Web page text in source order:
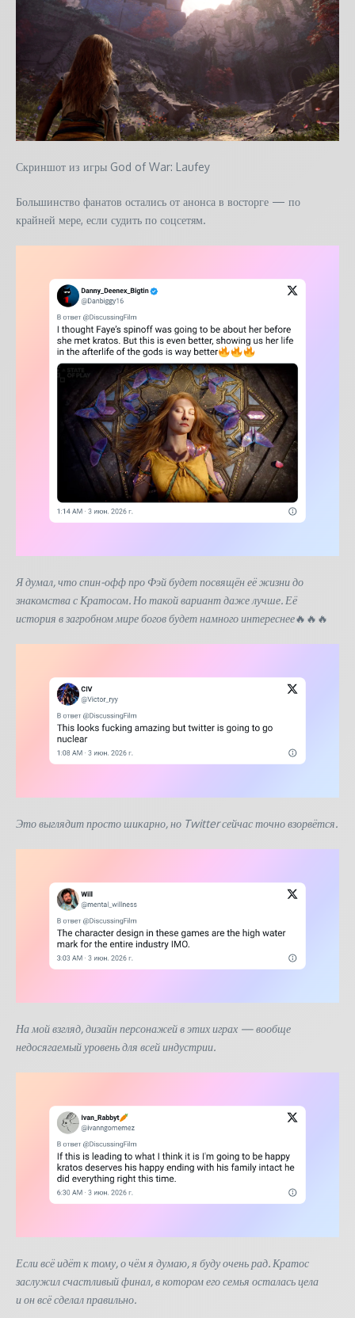
Скриншот из игры God of War: Laufey
Большинство фанатов остались от анонса в восторге — по
крайней мере, если судить по соцсетям.
Я думал, что спин-офф про Фэй будет посвящён её жизни до
знакомства с Кратосом. Но такой вариант даже лучше. Её
история в загробном мире богов будет намного интереснее🔥🔥🔥
Это выглядит просто шикарно, но Twitter сейчас точно взорвётся.
На мой взгляд, дизайн персонажей в этих играх — вообще
недосягаемый уровень для всей индустрии.
Если всё идёт к тому, о чём я думаю, я буду очень рад. Кратос
заслужил счастливый финал, в котором его семья осталась цела
и он всё сделал правильно.